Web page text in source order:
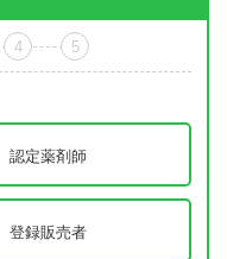
4 5
認定薬剤師
登録販売者